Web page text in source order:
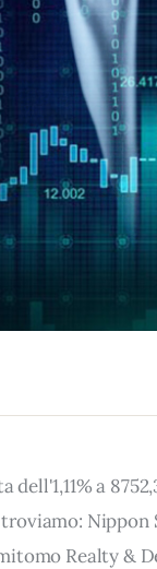
a
Nippon
Realty &